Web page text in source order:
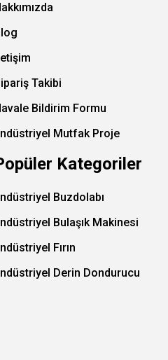
Takibi
Bildirim Formu
Mutfak Proje
Kategoriler
Buzdolabı
Bulaşık Makinesi
Fırın
Derin Dondurucu